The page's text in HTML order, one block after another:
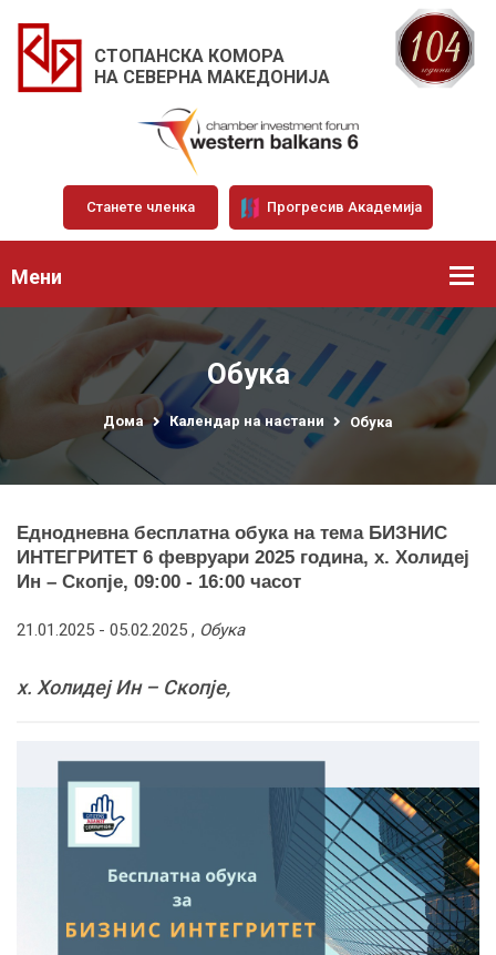
СТОПАНСКА КОМОРА
НА СЕВЕРНА МАКЕДОНИЈА
Станете членка Прогресив Академија
Мени
Обука
Дома Календар на настани Обука
Еднодневна бесплатна обука на тема БИЗНИС
ИНТЕГРИТЕТ 6 февруари 2025 година, х. Холидеј
Ин – Скопје, 09:00 - 16:00 часот
21.01.2025 - 05.02.2025 , Обука
х. Холидеј Ин – Скопје,